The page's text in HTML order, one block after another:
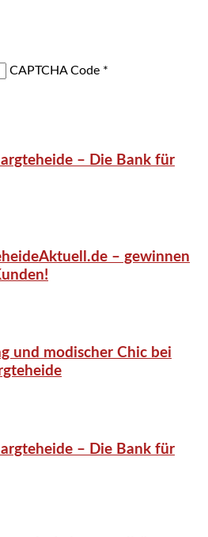
CAPTCHA Code *
– Die Bank für
– gewinnen
und modischer Chic bei
– Die Bank für